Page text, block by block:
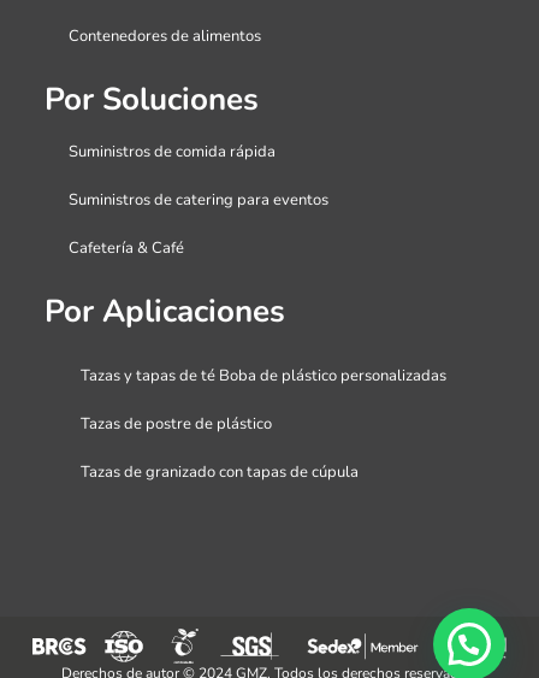
Contenedores de alimentos
Por Soluciones
Suministros de comida rápida
Suministros de catering para eventos
Cafetería & Café
Por Aplicaciones
Tazas y tapas de té Boba de plástico personalizadas
Tazas de postre de plástico
Tazas de granizado con tapas de cúpula
Derechos de autor © 2024 GMZ. Todos los derechos reservados.